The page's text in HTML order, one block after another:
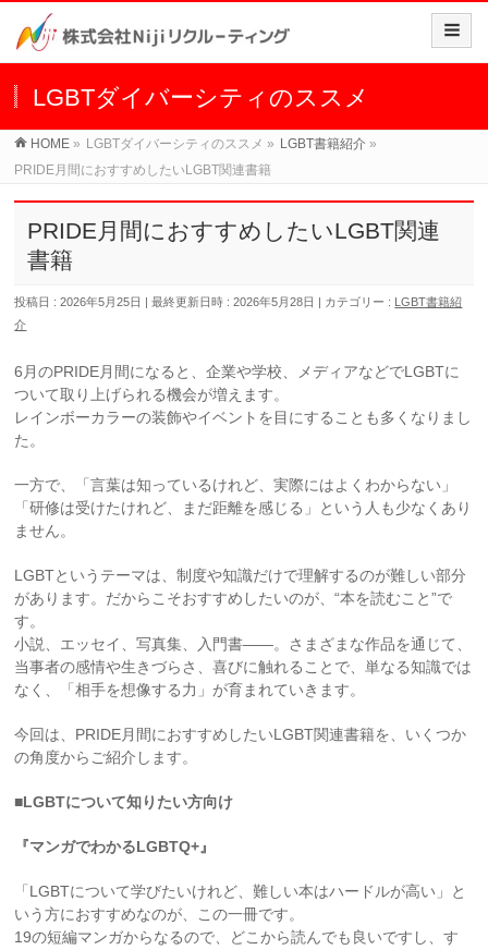
LGBTダイバーシティのススメ
HOME » LGBTダイバーシティのススメ » LGBT書籍紹介 »
PRIDE月間におすすめしたいLGBT関連書籍
PRIDE月間におすすめしたいLGBT関連
書籍
投稿日 : 2026年5月25日 最終更新日時 : 2026年5月28日 カテゴリー : LGBT書籍紹
介
6月のPRIDE月間になると、企業や学校、メディアなどでLGBTに
ついて取り上げられる機会が増えます。
レインボーカラーの装飾やイベントを目にすることも多くなりまし
た。
一方で、「言葉は知っているけれど、実際にはよくわからない」
「研修は受けたけれど、まだ距離を感じる」という人も少なくあり
ません。
LGBTというテーマは、制度や知識だけで理解するのが難しい部分
があります。だからこそおすすめしたいのが、“本を読むこと”で
す。
小説、エッセイ、写真集、入門書――。さまざまな作品を通じて、
当事者の感情や生きづらさ、喜びに触れることで、単なる知識では
なく、「相手を想像する力」が育まれていきます。
今回は、PRIDE月間におすすめしたいLGBT関連書籍を、いくつか
の角度からご紹介します。
■LGBTについて知りたい方向け
『マンガでわかるLGBTQ+』
「LGBTについて学びたいけれど、難しい本はハードルが高い」と
いう方におすすめなのが、この一冊です。
19の短編マンガからなるので、どこから読んでも良いですし、す